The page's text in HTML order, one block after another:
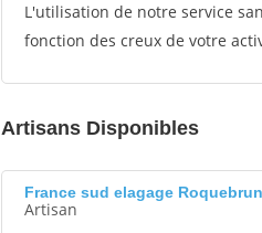
L'utilisation de notre service
fonction des creux de votre
Artisans Disponibles
France sud elagage
Artisan